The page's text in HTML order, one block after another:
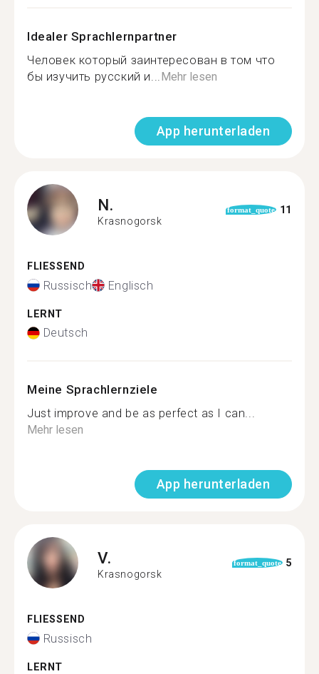
Idealer Sprachlernpartner
Человек который заинтересован в том что
бы изучить русский и...Mehr lesen
App herunterladen
N.
Krasnogorsk
format_quote 11
FLIESSEND
Russisch Englisch
LERNT
Deutsch
Meine Sprachlernziele
Just improve and be as perfect as I can...
Mehr lesen
App herunterladen
V.
Krasnogorsk
format_quote 5
FLIESSEND
Russisch
LERNT